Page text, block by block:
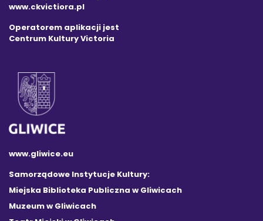
www.ckvictiora.pl
Operatorem aplikacji jest
Centrum Kultury Victoria
www.gliwice.eu
Samorządowe Instytucje Kultury:
Miejska Biblioteka Publiczna w Gliwicach
Muzeum w Gliwicach